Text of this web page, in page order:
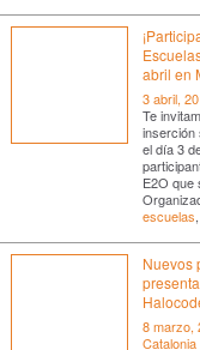
abril en
3 abril,
Te
inserción
el día 3
E2O que
escuelas,
Nuevos
8 marzo,